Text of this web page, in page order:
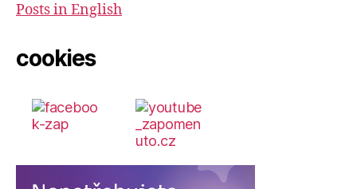
Posts in English
cookies